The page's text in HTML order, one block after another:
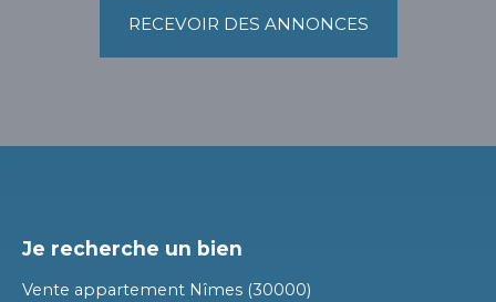
RECEVOIR DES ANNONCES
Je recherche un bien
Vente appartement Nîmes (30000)